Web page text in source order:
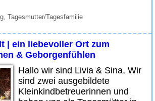
Tagesmutter/Tagesfamilie
| ein liebevoller Ort zum
& Geborgenfühlen
Hallo wir sind Livia & Sina, Wir
sind zwei ausgebildete
Kleinkindbetreuerinnen und